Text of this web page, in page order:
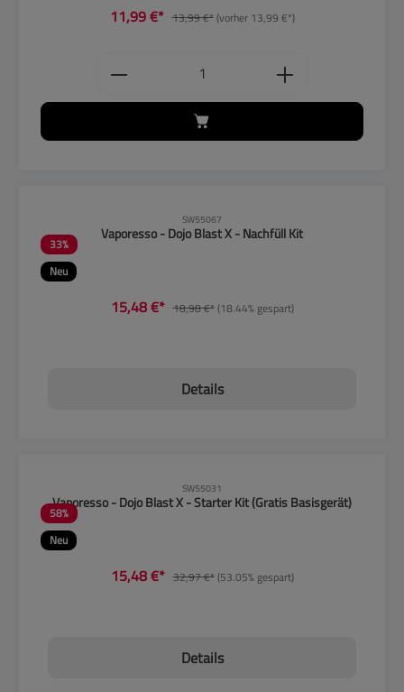
11,99 €* 13,99 €*(vorher 13,99 €*)
Produkt Anzahl: Gib den
33%
Neu
SW55067
Vaporesso - Dojo Blast X - Nachfüll Kit
15,48 €* 18,98 €*(18.44% gespart)
Details
58%
Neu
SW55031
Vaporesso - Dojo Blast X - Starter Kit (Gratis Basisgerät)
15,48 €* 32,97 €*(53.05% gespart)
Details